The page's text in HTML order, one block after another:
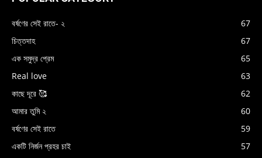
বর্ষণের সেই রাতে- ২
67
চিত্তদাহ
67
এক সমুদ্র প্রেম
65
Real love
63
কাছে দূরে 🥰
62
আমার তুমি ২
60
বর্ষণের সেই রাতে
59
একটি নির্জন প্রহর চাই
57